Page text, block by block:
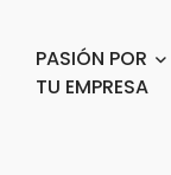
PASIÓN POR
TU EMPRESA